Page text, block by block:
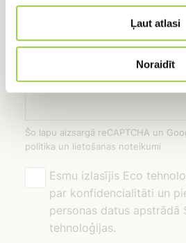
Ļaut atlasi
Noraidīt
Šo lapu aizsargā reCAPTCHA un
politika un lietošanas noteikumi
Esmu izlasījis Eco
par konfidencialitāti un
personas datus apstrādā
tehnoloģijas.